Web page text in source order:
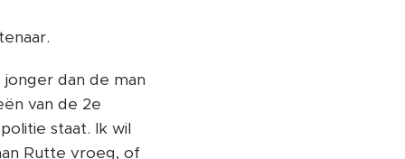
dan de man
van de 2e
staat. Ik wil
Rutte vroeg, of